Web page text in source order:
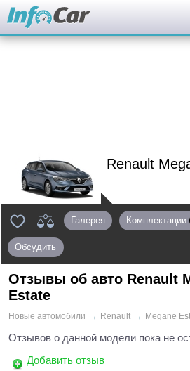
Renault
Галерея Комплектации
Обсудить
Отзывы об авто Renault
Estate
Новые автомобили → Renault → Megane
Отзывов о данной модели пока не
Добавить отзыв